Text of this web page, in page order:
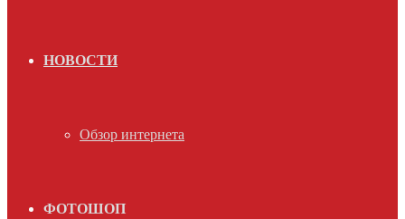
НОВОСТИ
Обзор интернета
ФОТОШОП